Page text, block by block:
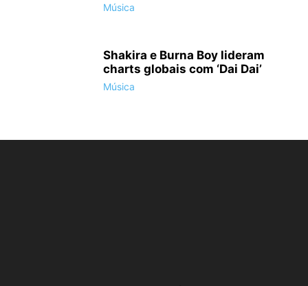
Música
Shakira e Burna Boy lideram
charts globais com ‘Dai Dai’
Música